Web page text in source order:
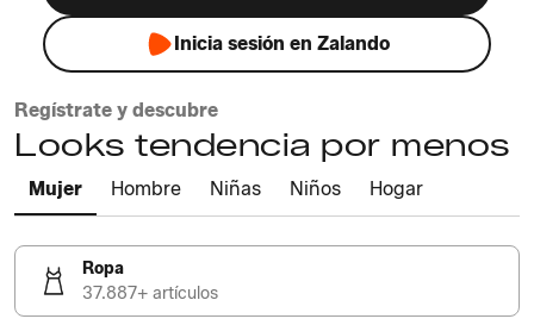
Inicia sesión en Zalando
Regístrate y descubre
Looks tendencia por menos
Mujer Hombre Niñas Niños Hogar
Ropa
37.887+ artículos